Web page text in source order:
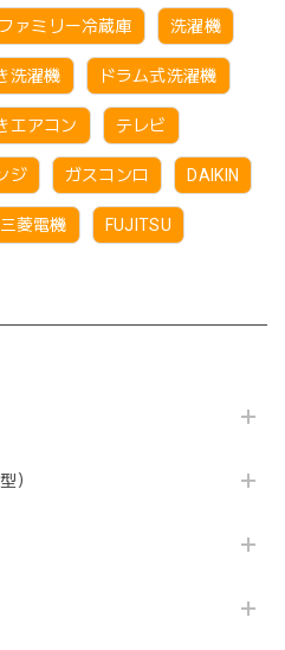
ファミリー冷蔵庫 洗濯機
洗濯機 ドラム式洗濯機
エアコン テレビ
ジ ガスコンロ DAIKIN
三菱電機 FUJITSU
）